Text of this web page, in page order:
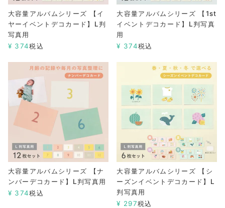
大容量アルバムシリーズ 【イ
ヤーイベントデコカード】L判
写真用
¥ 374税込
大容量アルバムシリーズ 【1st
イベントデコカード】L判写真
用
¥ 374税込
大容量アルバムシリーズ 【ナ
ンバーデコカード】L判写真用
¥ 374税込
大容量アルバムシリーズ 【シ
ーズンイベントデコカード】L
判写真用
¥ 297税込